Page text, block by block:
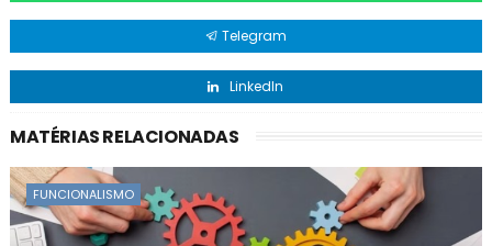
Telegram
LinkedIn
MATÉRIAS RELACIONADAS
FUNCIONALISMO